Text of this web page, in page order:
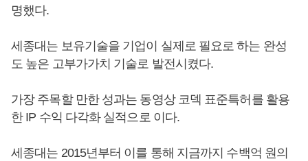
명했다.
세종대는 보유기술을 기업이 실제로 필요로 하는 완성
도 높은 고부가가치 기술로 발전시켰다.
가장 주목할 만한 성과는 동영상 코덱 표준특허를 활용
한 IP 수익 다각화 실적으로 이다.
세종대는 2015년부터 이를 통해 지금까지 수백억 원의